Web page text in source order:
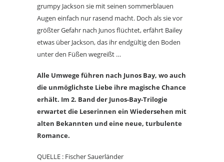
grumpy Jackson sie mit seinen sommerblauen
Augen einfach nur rasend macht. Doch als sie vor
größter Gefahr nach Junos flüchtet, erfährt Bailey
etwas über Jackson, das ihr endgültig den Boden
unter den Füßen wegreißt …
Alle Umwege führen nach Junos Bay, wo auch
die unmöglichste Liebe ihre magische Chance
erhält. Im 2. Band der Junos-Bay-Trilogie
erwartet die Leserinnen ein Wiedersehen mit
alten Bekannten und eine neue, turbulente
Romance.
QUELLE : Fischer Sauerländer